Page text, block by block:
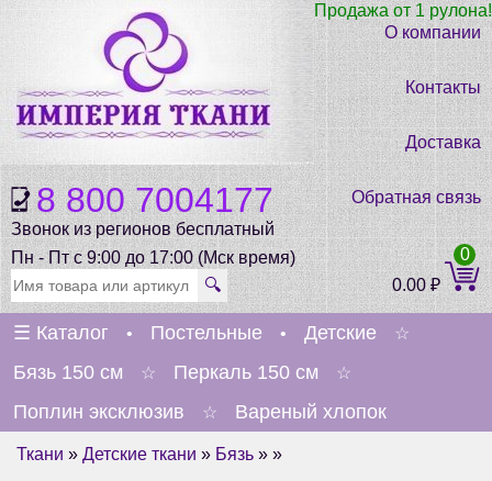
8 800 7004177
Звонок из регионов бесплатный
Пн - Пт с 9:00 до 17:00 (Мск время)
Продажа от 1 рулона!
О компании
Контакты
Доставка
Обратная связь
🔍 0.00₽
0
☰ Каталог • Постельные • Детские ☆
Бязь 150 см ☆ Перкаль 150 см ☆
Поплин эксклюзив ☆ Вареный хлопок
Ткани » Детские ткани » Бязь » »